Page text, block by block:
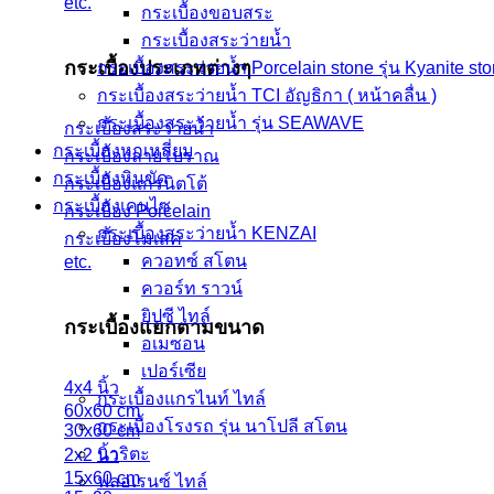
กระเบื้องประเภทต่างๆ
กระเบื้องสระว่ายน้ำ
กระเบื้องลายโบราณ
กระเบื้องแกรนิตโต้
กระเบื้อง Porcelain
กระเบื้องโมเสค
etc.
กระเบื้องแยกตามขนาด
4x4 นิ้ว
60x60 cm
30x60 cm
2x2 นิ้ว
15x60 cm
กระเบื้องขอบสระ
กระเบื้องสระว่ายนํ้า
กระเบื้องสระว่ายนํ้า Porcelain stone รุ่น Kyanite
กระเบื้องสระว่ายนํ้า TCI อัญธิกา ( หน้าคลื่น )
กระเบื้องสระว่ายนํ้า รุ่น SEAWAVE
กระเบื้องหกเหลี่ยม
กระเบื้องหินขัด
กระเบื้องเคนไซ
กระเบื้องสระว่ายน้ำ KENZAI
ควอทซ์ สโตน
ควอร์ท ราวน์
ยิปซี ไทล์
อเมซอน
เปอร์เซีย
กระเบื้องแกรไนท์ ไทล์
กระเบื้องโรงรถ รุ่น นาโปลี สโตน
นาริตะ
ฟลอเรนซ์ ไทล์